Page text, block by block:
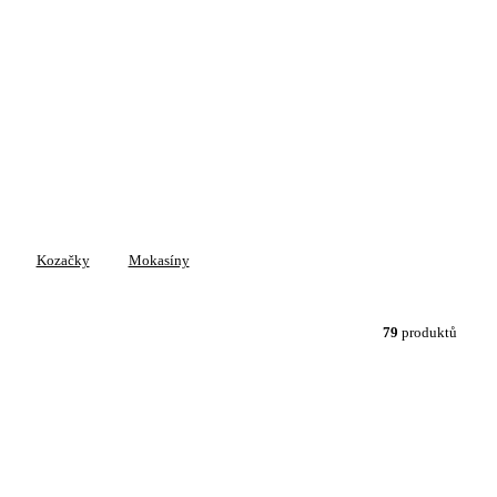
Kozačky Mokasíny
79 produktů